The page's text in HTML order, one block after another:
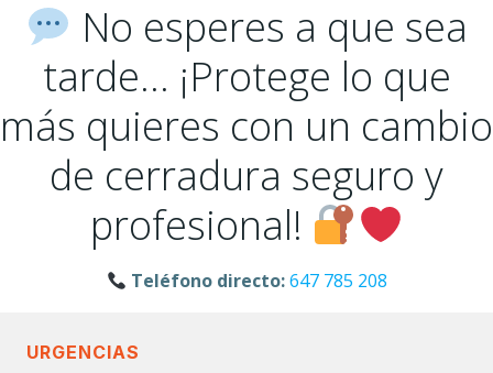
No esperes a que sea
tarde… ¡Protege lo que
más quieres con un cambio
de cerradura seguro y
profesional!
Teléfono directo:647 785 208
URGENCIAS